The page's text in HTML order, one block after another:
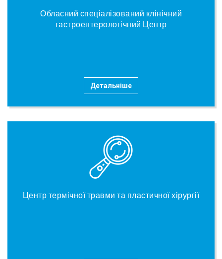
Обласний спеціалізований клінічний
гастроентерологічний Центр
Детальніше
Центр термічної травми та пластичної хірургії